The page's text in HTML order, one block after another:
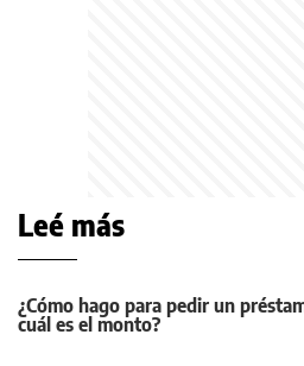
Leé más
¿Cómo hago para pedir un
cuál es el monto?